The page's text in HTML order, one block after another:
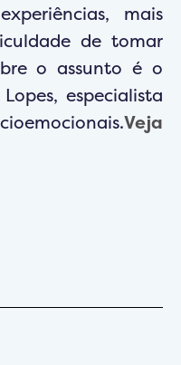
mais
de tomar
o assunto é o
especialista
Veja